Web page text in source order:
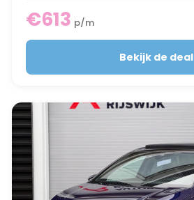
€613 p/m
Bekijk de deal